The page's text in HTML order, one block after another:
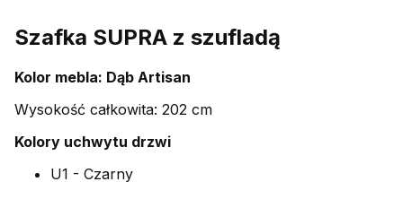
Szafka SUPRA z szufladą
Kolor mebla: Dąb Artisan
Wysokość całkowita: 202 cm
Kolory uchwytu drzwi
U1 - Czarny